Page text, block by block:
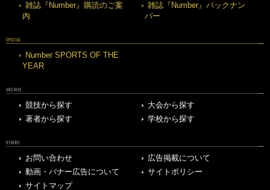
雑誌『Number』購読のご案
内
雑誌『Number』バックナン
バー
SPECIAL
Number SPORTS OF THE
YEAR
ARCHIVE
競技から探す
大会から探す
著者から探す
学校から探す
OTHERS
お問い合わせ
広告掲載について
動画・バナー広告について
サイトポリシー
サイトマップ